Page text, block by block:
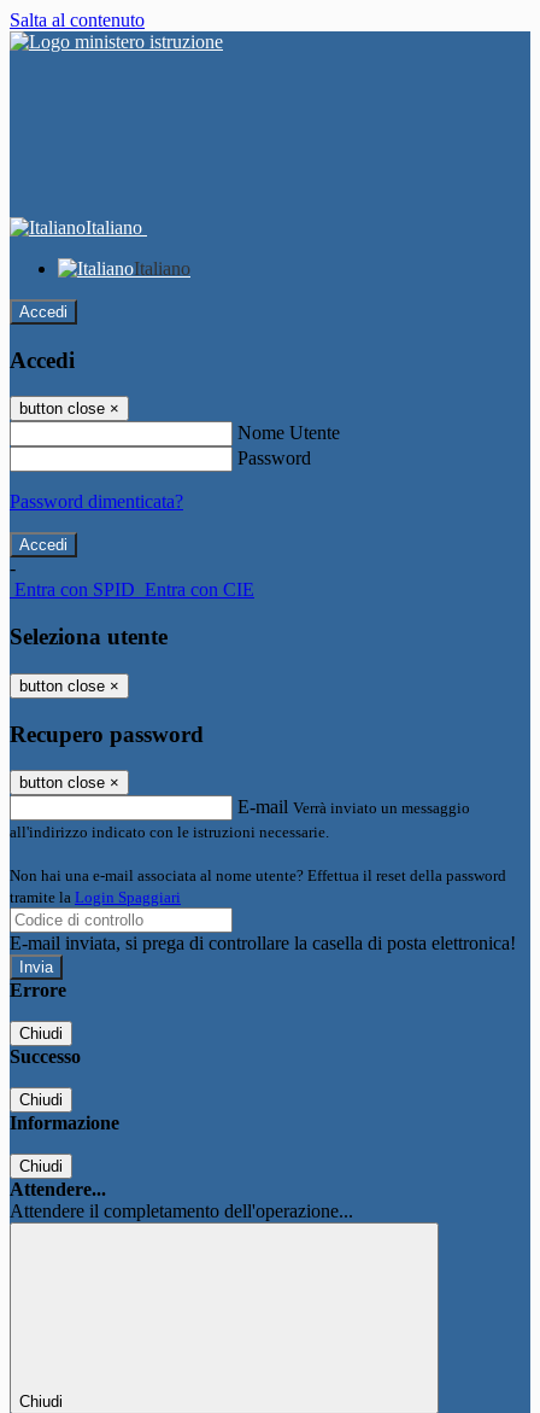
Salta al contenuto
Italiano
Italiano
Accedi
Accedi
button close ×
Nome Utente
Password
Password dimenticata?
-
Entra con SPID Entra con CIE
Seleziona utente
button close ×
Recupero password
button close ×
E-mail Verrà inviato un messaggio
all'indirizzo indicato con le istruzioni necessarie.
Non hai una e-mail associata al nome utente? Effettua il reset della password
tramite la Login Spaggiari
E-mail inviata, si prega di controllare la casella di posta elettronica!
Errore
Chiudi
Successo
Chiudi
Informazione
Chiudi
Attendere...
Attendere il completamento dell'operazione...
Chiudi